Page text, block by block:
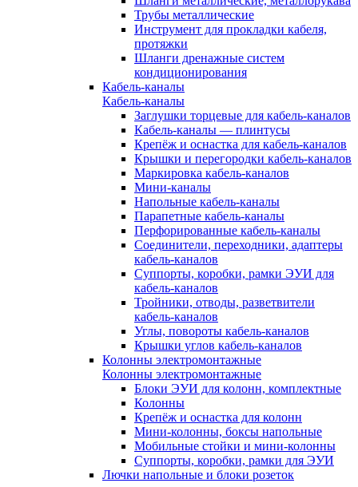
Трубы металлические
Инструмент для прокладки кабеля,
протяжки
Шланги дренажные систем
кондиционирования
Кабель-каналы
Кабель-каналы
Заглушки торцевые для кабель-каналов
Кабель-каналы — плинтусы
Крепёж и оснастка для кабель-каналов
Крышки и перегородки кабель-каналов
Маркировка кабель-каналов
Мини-каналы
Напольные кабель-каналы
Парапетные кабель-каналы
Перфорированные кабель-каналы
Соединители, переходники, адаптеры
кабель-каналов
Суппорты, коробки, рамки ЭУИ для
кабель-каналов
Тройники, отводы, разветвители
кабель-каналов
Углы, повороты кабель-каналов
Крышки углов кабель-каналов
Колонны электромонтажные
Колонны электромонтажные
Блоки ЭУИ для колонн, комплектные
Колонны
Крепёж и оснастка для колонн
Мини-колонны, боксы напольные
Мобильные стойки и мини-колонны
Суппорты, коробки, рамки для ЭУИ
Лючки напольные и блоки розеток